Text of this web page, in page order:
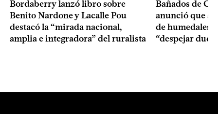
Bordaberry lanzó libro sobre
Benito Nardone y Lacalle Pou
destacó la “mirada nacional,
amplia e integradora” del ruralista
Bañados de
anunció que
de humedales
“despejar